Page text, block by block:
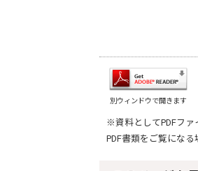
別ウィンドウで開きます
※資料としてPDFファ
PDF書類をご覧になる